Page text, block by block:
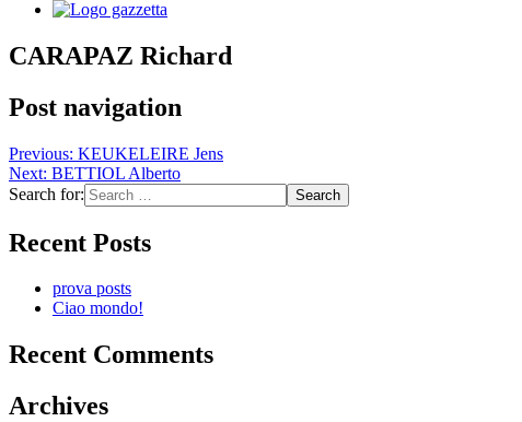
CARAPAZ Richard
Post navigation
Previous: KEUKELEIRE Jens
Next: BETTIOL Alberto
Search for:
Recent Posts
prova posts
Ciao mondo!
Recent Comments
Archives